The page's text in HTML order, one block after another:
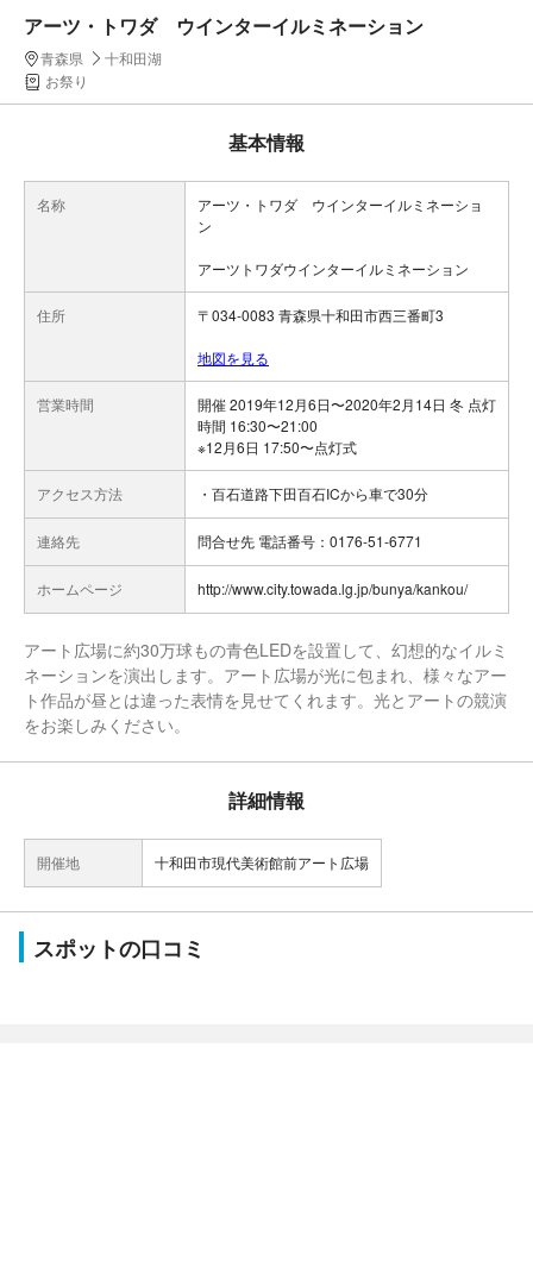
アーツ・トワダ ウインターイルミネーション
青森県
十和田湖
お祭り
基本情報
名称
アーツ・トワダ ウインターイルミネーショ
ン
アーツトワダウインターイルミネーション
住所 〒034-0083 青森県十和田市西三番町3
地図を見る
営業時間
開催 2019年12月6日〜2020年2月14日 冬 点灯
時間 16:30〜21:00
※12月6日 17:50〜点灯式
アクセス方法 ・百石道路下田百石ICから車で30分
連絡先 問合せ先 電話番号：0176-51-6771
ホームページ http://www.city.towada.lg.jp/bunya/kankou/
アート広場に約30万球もの青色LEDを設置して、幻想的なイルミ
ネーションを演出します。アート広場が光に包まれ、様々なアー
ト作品が昼とは違った表情を見せてくれます。光とアートの競演
をお楽しみください。
詳細情報
開催地 十和田市現代美術館前アート広場
スポットの口コミ